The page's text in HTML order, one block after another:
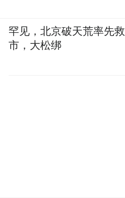
罕见，北京破天荒率先救
市，大松绑